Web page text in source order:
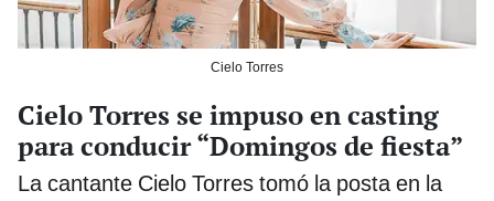
Cielo Torres
Cielo Torres se impuso en casting
para conducir “Domingos de fiesta”
La cantante Cielo Torres tomó la posta en la